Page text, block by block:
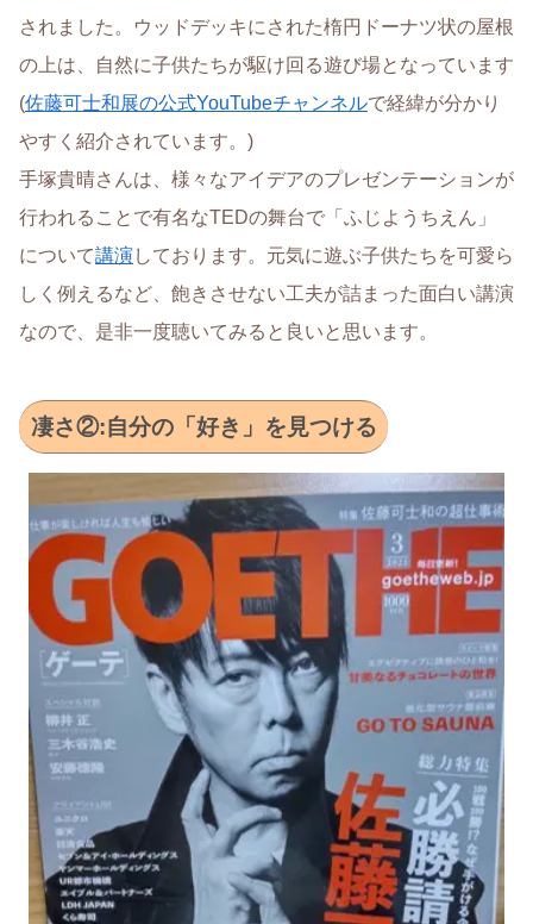
されました。ウッドデッキにされた楕円ドーナツ状の屋根
の上は、自然に子供たちが駆け回る遊び場となっています
(佐藤可士和展の公式YouTubeチャンネルで経緯が分かり
やすく紹介されています。)
手塚貴晴さんは、様々なアイデアのプレゼンテーションが
行われることで有名なTEDの舞台で「ふじようちえん」
について講演しております。元気に遊ぶ子供たちを可愛ら
しく例えるなど、飽きさせない工夫が詰まった面白い講演
なので、是非一度聴いてみると良いと思います。
凄さ②:自分の「好き」を見つける